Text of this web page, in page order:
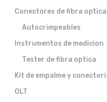
Conectores de fibra optica
Autocrimpeables
Instrumentos de medicion
Tester de fibra optica
Kit de empalme y
OLT